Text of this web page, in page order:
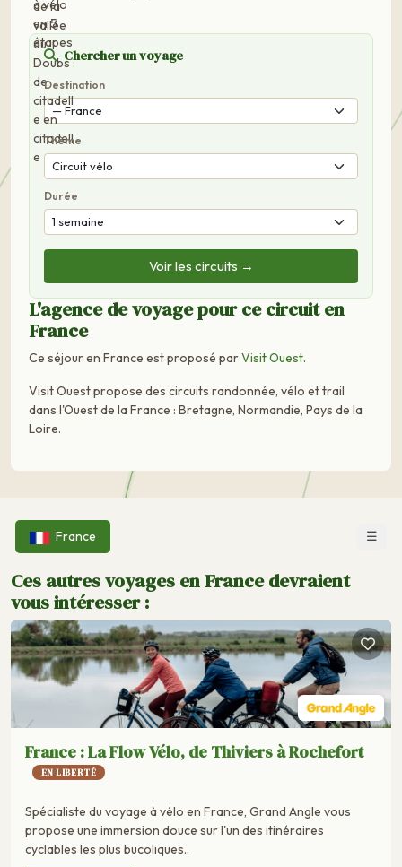
Chercher un voyage
Destination
Thème
Durée
Voir les circuits →
L'agence de voyage pour ce circuit en
France
Ce séjour en France est proposé parVisit Ouest.
Visit Ouest propose des circuits randonnée, vélo et trail
dans l'Ouest de la France : Bretagne, Normandie, Pays de la
Loire.
France ☰
Ces autres voyages en France devraient
vous intéresser :
France : La Flow Vélo, de Thiviers à Rochefort
EN LIBERTÉ
Spécialiste du voyage à vélo en France, Grand Angle vous
propose une immersion douce sur l'un des itinéraires
cyclables les plus bucoliques..